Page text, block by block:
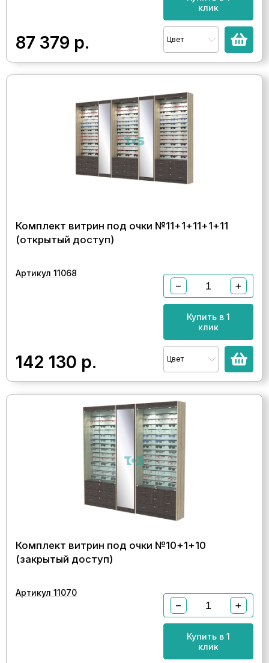
87 379 р.
клик
Цвет
Комплект витрин под очки №11+1+11+1+11
(открытый доступ)
Артикул 11068
142 130 р.
− +
Купить в 1
клик
Цвет
Комплект витрин под очки №10+1+10
(закрытый доступ)
Артикул 11070
− +
Купить в 1
клик